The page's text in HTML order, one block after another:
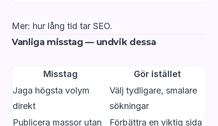
Mer: hur lång tid tar SEO.
Vanliga misstag — undvik dessa
Misstag
Gör istället
Jaga högsta volym
direkt
Välj tydligare, smalare
sökningar
Publicera massor utan
Förbättra en viktig sida